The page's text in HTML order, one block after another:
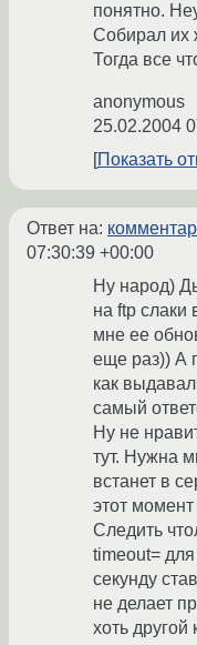
понятно.
Собирал их
Тогда все
anonymous
25.02.2004
Показать
Ответ на:
07:30:39 +00:00
Ну народ)
на ftp слаки
мне ее
еще раз)) А
как
самый
Ну не
тут. Нужна
встанет в
этот
Следить
timeout=
секунду
не делает
хоть